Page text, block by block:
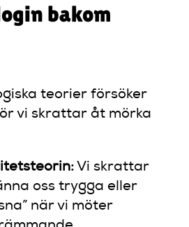
bakom
teorier försöker
vi skrattar åt mörka
Vi skrattar
oss trygga eller
när vi möter